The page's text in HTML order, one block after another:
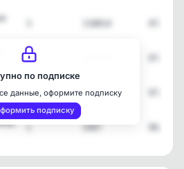
4
4 138355
1 3367
по подписке
данные, оформите подписку
подписку